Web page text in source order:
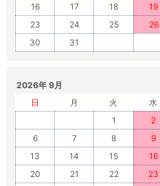
16
17 18 19
23
24 25 26
30
31
2026年 9月
日
月 火 水
1
2
6
7 8 9
13
14 15 16
20
21 22 23